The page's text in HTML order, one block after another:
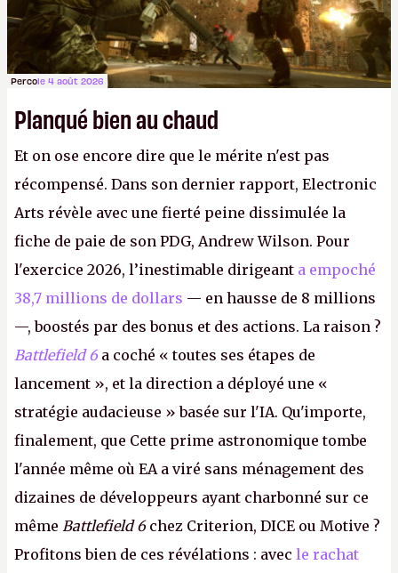
Percole 4 août 2026
Planqué bien au chaud
Et on ose encore dire que le mérite n'est pas
récompensé. Dans son dernier rapport, Electronic
Arts révèle avec une fierté peine dissimulée la
fiche de paie de son PDG, Andrew Wilson. Pour
l'exercice 2026, l’inestimable dirigeant a empoché
38,7 millions de dollars — en hausse de 8 millions
—, boostés par des bonus et des actions. La raison ?
Battlefield 6 a coché « toutes ses étapes de
lancement », et la direction a déployé une «
stratégie audacieuse » basée sur l'IA. Qu'importe,
finalement, que Cette prime astronomique tombe
l'année même où EA a viré sans ménagement des
dizaines de développeurs ayant charbonné sur ce
même Battlefield 6chez Criterion, DICE ou Motive ?
Profitons bien de ces révélations : avec le rachat